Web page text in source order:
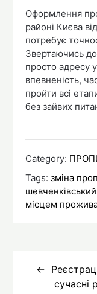
Оформлення
районі Києва
потребує
Звертаючись до
просто адресу
впевненість,
пройти всі
без зайвих
Category:
Tags:зміна
місцем
записямсучасні